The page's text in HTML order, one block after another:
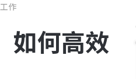
作
如何高效